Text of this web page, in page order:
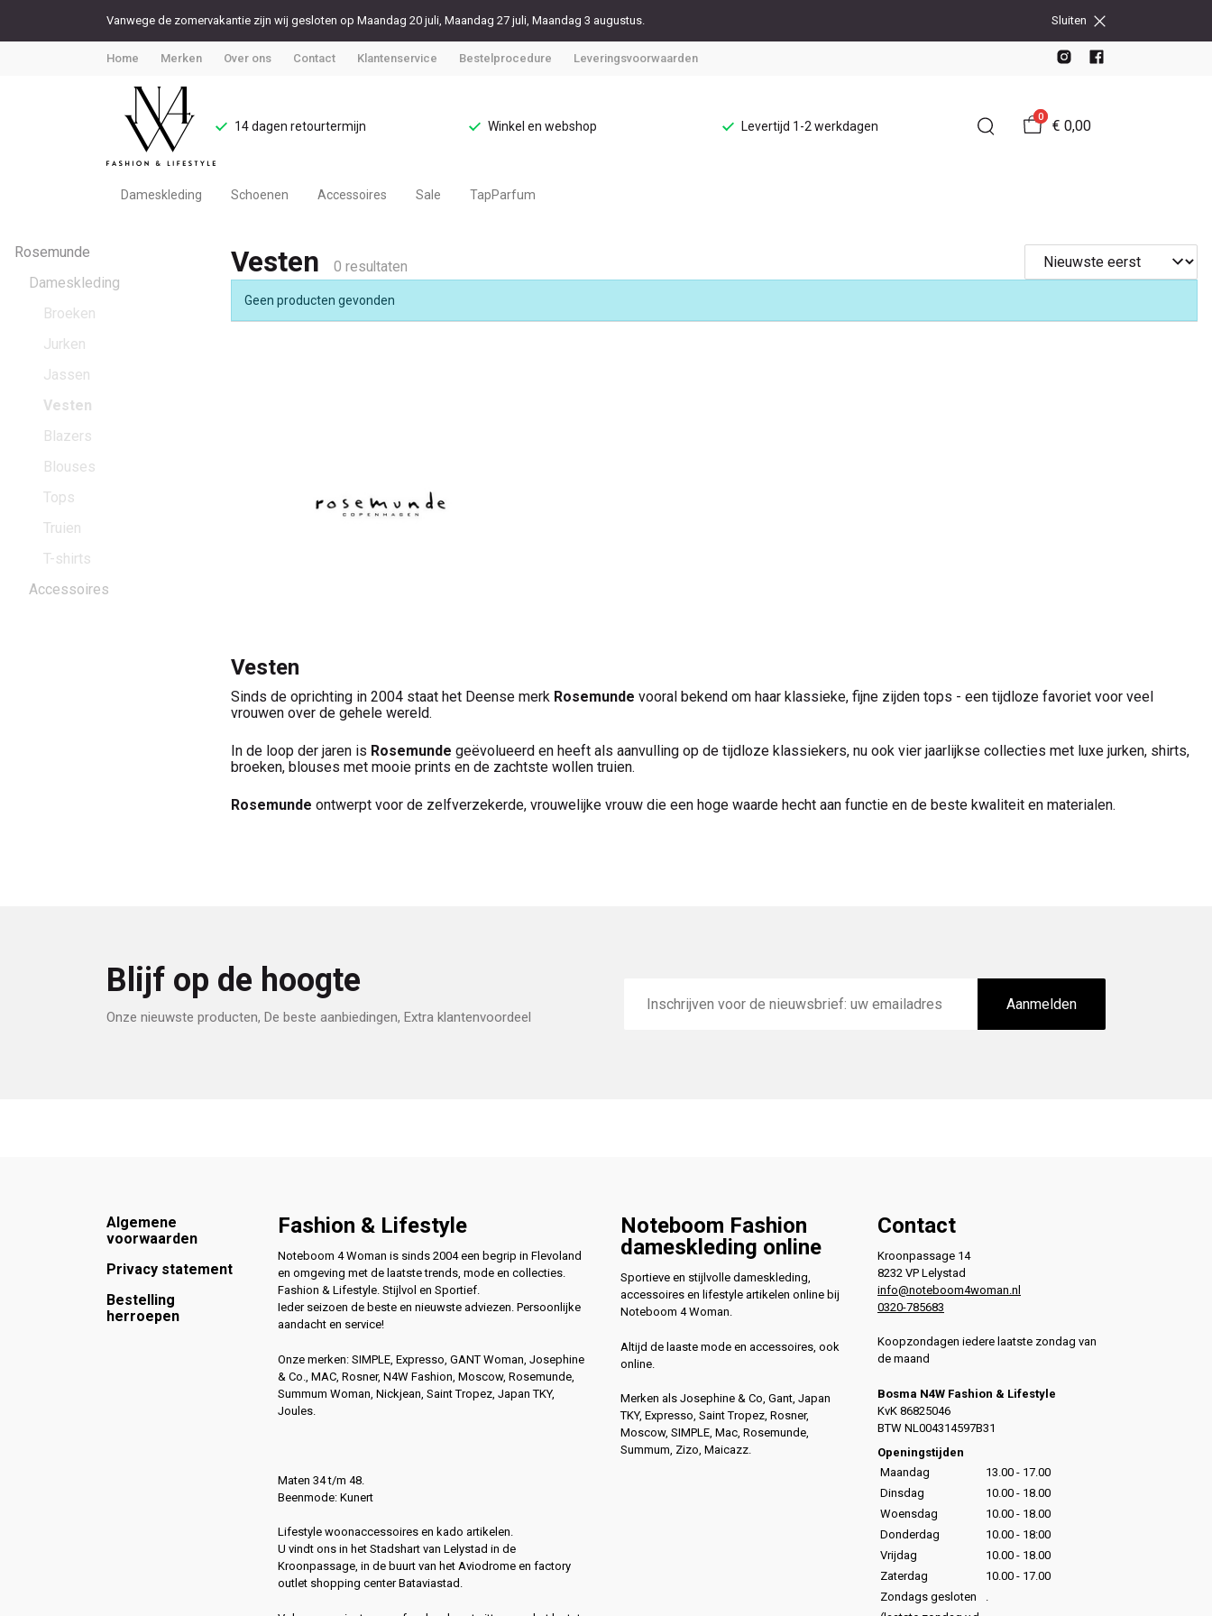
Vanwege de zomervakantie zijn wij gesloten op Maandag 20 juli, Maandag 27 juli, Maandag 3 augustus. Sluiten
Home Merken Over ons Contact Klantenservice Bestelprocedure Leveringsvoorwaarden
14 dagen retourtermijn Winkel en webshop Levertijd 1-2 werkdagen
0
€ 0,00
Dameskleding Schoenen Accessoires Sale TapParfum
Vesten
Noteboom
Woman
Rosemunde
Dameskleding
Broeken
Jurken
Jassen
Vesten
Blazers
Blouses
Tops
Truien
T-shirts
Accessoires
Vesten 0 resultaten
Geen producten gevonden
Vesten
Sinds de oprichting in 2004 staat het Deense merk Rosemunde vooral bekend om haar klassieke, fijne zijden tops - een tijdloze favoriet voor veel
vrouwen over de gehele wereld.
In de loop der jaren is Rosemunde geëvolueerd en heeft als aanvulling op de tijdloze klassiekers, nu ook vier jaarlijkse collecties met luxe jurken, shirts,
broeken, blouses met mooie prints en de zachtste wollen truien.
Rosemunde ontwerpt voor de zelfverzekerde, vrouwelijke vrouw die een hoge waarde hecht aan functie en de beste kwaliteit en materialen.
Blijf op de hoogte
Onze nieuwste producten, De beste aanbiedingen, Extra klantenvoordeel
mailadres
Aanmelden
Footer
Algemene
voorwaarden
Privacy statement
Bestelling
herroepen
Fashion & Lifestyle
Noteboom 4 Woman is sinds 2004 een begrip in Flevoland
en omgeving met de laatste trends, mode en collecties.
Fashion & Lifestyle. Stijlvol en Sportief.
Ieder seizoen de beste en nieuwste adviezen. Persoonlijke
aandacht en service!
Onze merken: SIMPLE, Expresso, GANT Woman, Josephine
& Co., MAC, Rosner, N4W Fashion, Moscow, Rosemunde,
Summum Woman, Nickjean, Saint Tropez, Japan TKY,
Joules.
Maten 34 t/m 48.
Beenmode: Kunert
Lifestyle woonaccessoires en kado artikelen.
U vindt ons in het Stadshart van Lelystad in de
Kroonpassage, in de buurt van het Aviodrome en factory
outlet shopping center Bataviastad.
Noteboom Fashion
dameskleding online
Sportieve en stijlvolle dameskleding,
accessoires en lifestyle artikelen online bij
Noteboom 4 Woman.
Altijd de laaste mode en accessoires, ook
online.
Merken als Josephine & Co, Gant, Japan
TKY, Expresso, Saint Tropez, Rosner,
Moscow, SIMPLE, Mac, Rosemunde,
Summum, Zizo, Maicazz.
Contact
Kroonpassage 14
8232 VP Lelystad
info@noteboom4woman.nl
0320-785683
Koopzondagen iedere laatste zondag van
de maand
Bosma N4W Fashion & Lifestyle
KvK 86825046
BTW NL004314597B31
Openingstijden
Maandag
13.00 - 17.00
Dinsdag
10.00 - 18.00
Woensdag
10.00 - 18.00
Donderdag
10.00 - 18:00
Vrijdag
10.00 - 18.00
Zaterdag
10.00 - 17.00
Zondags gesloten